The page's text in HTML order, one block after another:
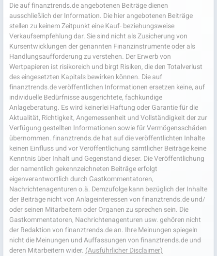
Die auf finanztrends.de angebotenen Beiträge dienen
ausschließlich der Information. Die hier angebotenen Beiträge
stellen zu keinem Zeitpunkt eine Kauf- beziehungsweise
Verkaufsempfehlung dar. Sie sind nicht als Zusicherung von
Kursentwicklungen der genannten Finanzinstrumente oder als
Handlungsaufforderung zu verstehen. Der Erwerb von
Wertpapieren ist risikoreich und birgt Risiken, die den Totalverlust
des eingesetzten Kapitals bewirken können. Die auf
finanztrends.de veröffentlichen Informationen ersetzen keine, auf
individuelle Bedürfnisse ausgerichtete, fachkundige
Anlageberatung. Es wird keinerlei Haftung oder Garantie für die
Aktualität, Richtigkeit, Angemessenheit und Vollständigkeit der zur
Verfügung gestellten Informationen sowie für Vermögensschäden
übernommen. finanztrends.de hat auf die veröffentlichten Inhalte
keinen Einfluss und vor Veröffentlichung sämtlicher Beiträge keine
Kenntnis über Inhalt und Gegenstand dieser. Die Veröffentlichung
der namentlich gekennzeichneten Beiträge erfolgt
eigenverantwortlich durch Gastkommentatoren,
Nachrichtenagenturen o.ä. Demzufolge kann bezüglich der Inhalte
der Beiträge nicht von Anlageinteressen von finanztrends.de und/
oder seinen Mitarbeitern oder Organen zu sprechen sein. Die
Gastkommentatoren, Nachrichtenagenturen usw. gehören nicht
der Redaktion von finanztrends.de an. Ihre Meinungen spiegeln
nicht die Meinungen und Auffassungen von finanztrends.de und
deren Mitarbeitern wider. (Ausführlicher Disclaimer)